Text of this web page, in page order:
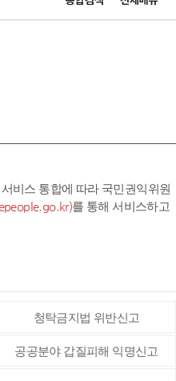
다.
비스 통합에 따라 국민권익위원
를 통해 서비스하고
청탁금지법 위반신고
공공분야 갑질피해 익명신고